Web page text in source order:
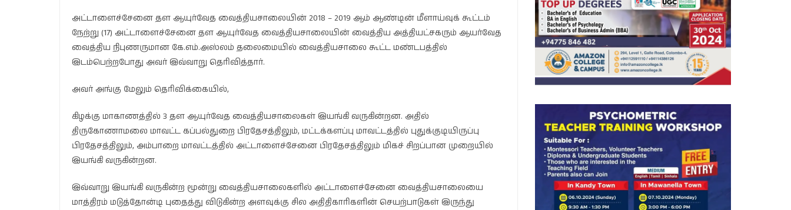
அட்டாளைச்சேனை தள ஆயுர்வேத வைத்தியசாலையின் 2018 – 2019 ஆம் ஆண்டின் மீளாய்வுக் கூட்டம்
நேற்று (17) அட்டாளைச்சேனை தள ஆயுர்வேத வைத்தியசாலையின் வைத்திய அத்தியட்சகரும் ஆயர்வேத
வைத்திய நிபுணருமான கே.எம்.அஸ்லம் தலைமையில் வைத்தியசாலை கூட்ட மண்டபத்தில்
இடம்பெற்றபோது அவர் இவ்வாறு தெரிவித்தார்.
அவர் அங்கு மேலும் தெரிவிக்கையில்,
கிழக்கு மாகாணத்தில் 3 தள ஆயுர்வேத வைத்தியசாலைகள் இயங்கி வருகின்றன. அதில்
திருகோணாமலை மாவட்ட கப்பல்துறை பிரதேசத்திலும், மட்டக்களப்பு மாவட்டத்தில் புதுக்குடியிருப்பு
பிரதேசத்திலும், அம்பாறை மாவட்டத்தில் அட்டாளைச்சேனை பிரதேசத்திலும் மிகச் சிறப்பான முறையில்
இயங்கி வருகின்றன.
இவ்வாறு இயங்கி வருகின்ற மூன்று வைத்தியசாலைகளில் அட்டாளைச்சேனை வைத்தியசாலையை
மாத்திரம் மடுத்தோன்டி புதைத்து விடுகின்ற அளவுக்கு சில அதிதிகாரிகளின் செயற்பாடுகள் இருந்து